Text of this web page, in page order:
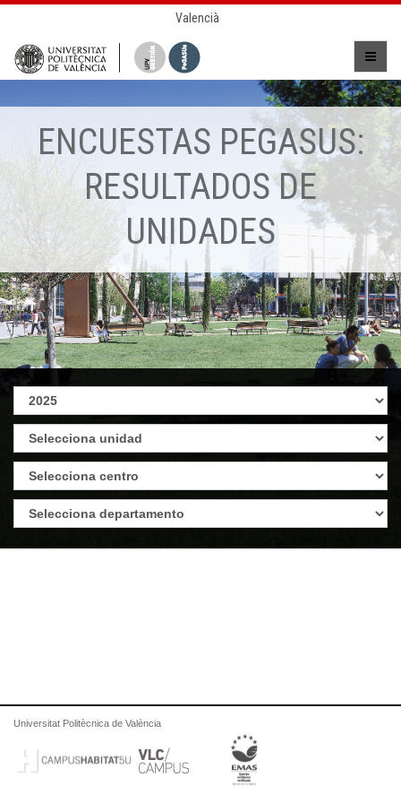
Valencià
ENCUESTAS PEGASUS:
RESULTADOS DE
UNIDADES
Universitat Politècnica de València